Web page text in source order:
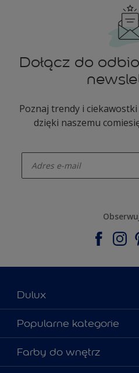
Dołącz do
Poznaj trendy i
dzięki naszemu
Dulux
Materiały marketingowe
Mapa strony
Kontakt
Popularne kategorie
Kolory farb
Porady ekspertów
Farby do wnętrz